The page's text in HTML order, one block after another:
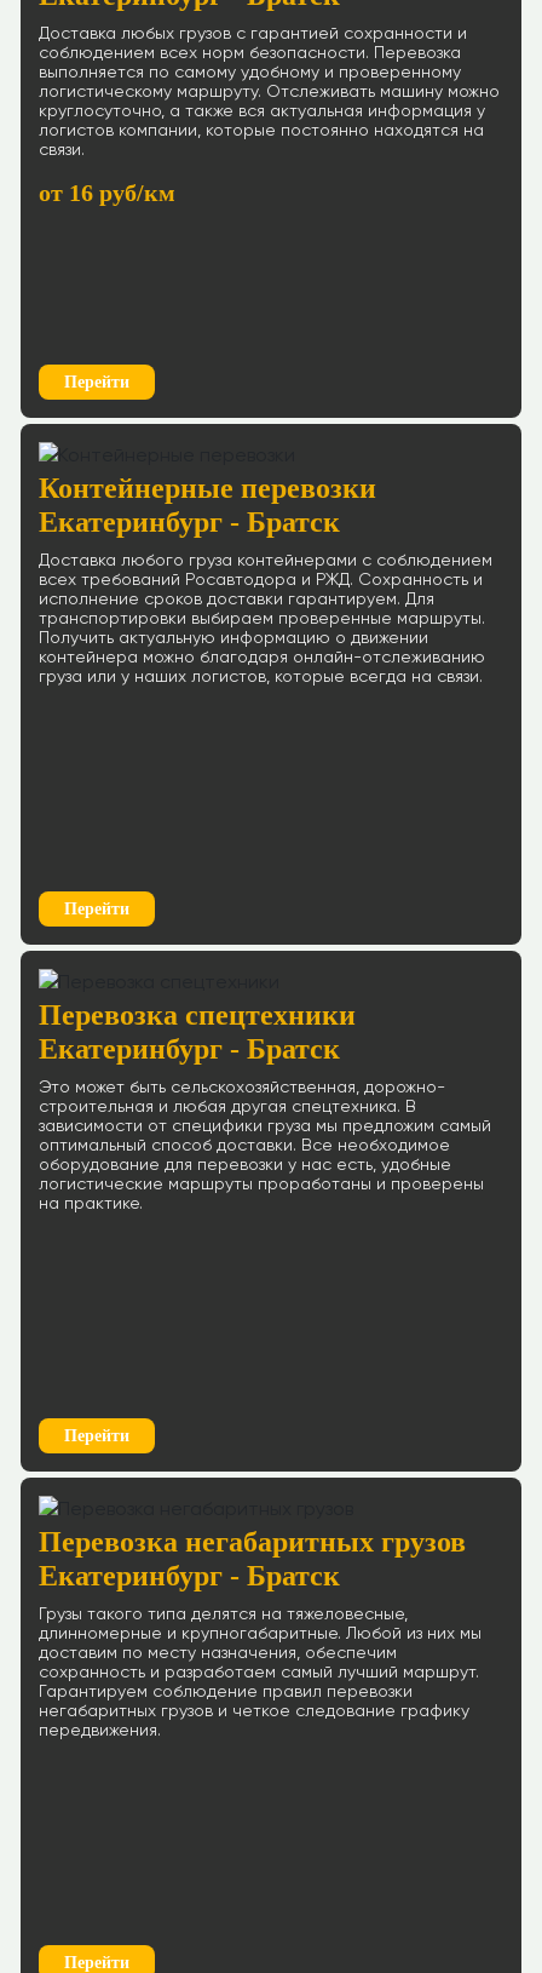
Доставка любых грузов с гарантией сохранности и
соблюдением всех норм безопасности. Перевозка
выполняется по самому удобному и проверенному
логистическому маршруту. Отслеживать машину можно
круглосуточно, а также вся актуальная информация у
логистов компании, которые постоянно находятся на
связи.
от 16 руб/км
Перейти
Контейнерные перевозки
Екатеринбург - Братск
Доставка любого груза контейнерами с соблюдением
всех требований Росавтодора и РЖД. Сохранность и
исполнение сроков доставки гарантируем. Для
транспортировки выбираем проверенные маршруты.
Получить актуальную информацию о движении
контейнера можно благодаря онлайн-отслеживанию
груза или у наших логистов, которые всегда на связи.
Перейти
Перевозка спецтехники
Екатеринбург - Братск
Это может быть сельскохозяйственная, дорожно-
строительная и любая другая спецтехника. В
зависимости от специфики груза мы предложим самый
оптимальный способ доставки. Все необходимое
оборудование для перевозки у нас есть, удобные
логистические маршруты проработаны и проверены
на практике.
Перейти
Перевозка негабаритных грузов
Екатеринбург - Братск
Грузы такого типа делятся на тяжеловесные,
длинномерные и крупногабаритные. Любой из них мы
доставим по месту назначения, обеспечим
сохранность и разработаем самый лучший маршрут.
Гарантируем соблюдение правил перевозки
негабаритных грузов и четкое следование графику
передвижения.
Перейти